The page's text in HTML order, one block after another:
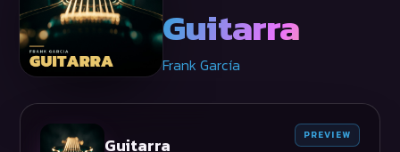
Guitarra
Frank García
Guitarra PREVIEW